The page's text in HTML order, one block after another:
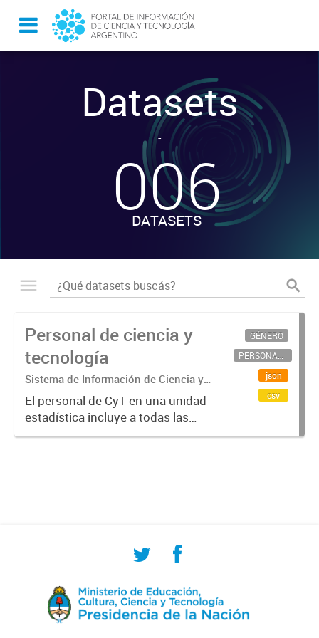
Datasets
-
006
DATASETS
Personal de ciencia y
tecnología
Sistema de Información de Ciencia y
Tecnología Argentino (SICYTAR)
El personal de CyT en una unidad
estadística incluye a todas las
personas involucradas
GÉNERO
PERSONAL CIENTÍFICO-TECNOLÓGICO
json
csv